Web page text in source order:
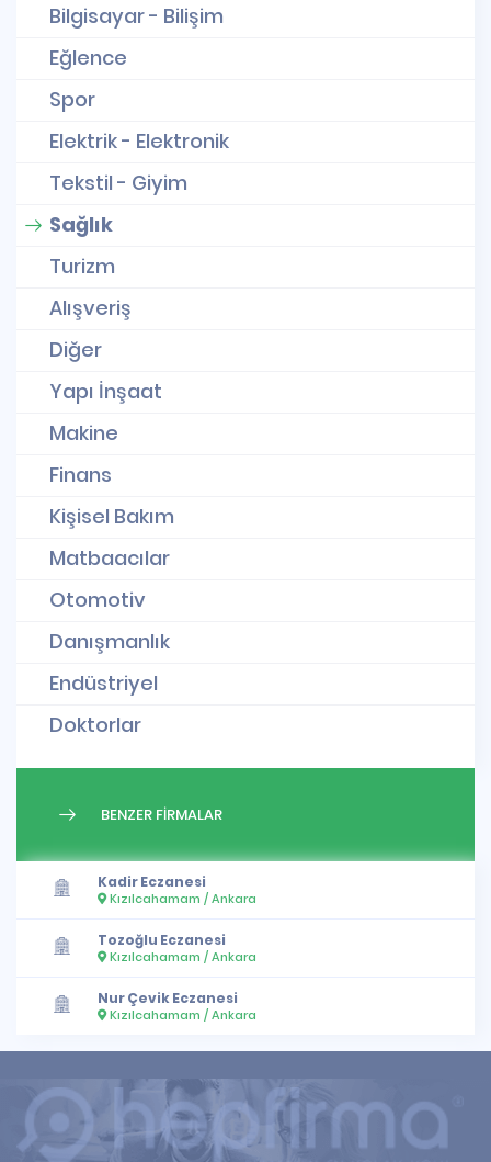
Bilgisayar - Bilişim
Eğlence
Spor
Elektrik - Elektronik
Tekstil - Giyim
Sağlık
Turizm
Alışveriş
Diğer
Yapı İnşaat
Makine
Finans
Kişisel Bakım
Matbaacılar
Otomotiv
Danışmanlık
Endüstriyel
Doktorlar
BENZER FİRMALAR
Kadir Eczanesi
Kızılcahamam / Ankara
Tozoğlu Eczanesi
Kızılcahamam / Ankara
Nur Çevik Eczanesi
Kızılcahamam / Ankara